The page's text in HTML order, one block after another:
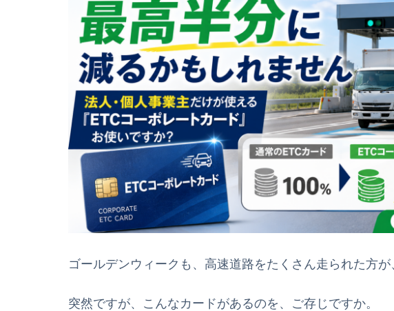
ゴールデンウィークも、高速道路をたくさん走られた方が
突然ですが、こんなカードがあるのを、ご存じですか。